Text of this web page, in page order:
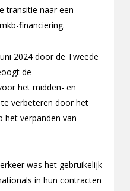
transitie naar een
financiering.
2024 door de Tweede
de
het midden- en
verbeteren door het
het verpanden van
was het gebruikelijk
in hun contracten